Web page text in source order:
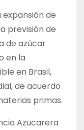
expansión de
previsión de
de azúcar
en la
en Brasil,
de acuerdo
primas.
Azucarera